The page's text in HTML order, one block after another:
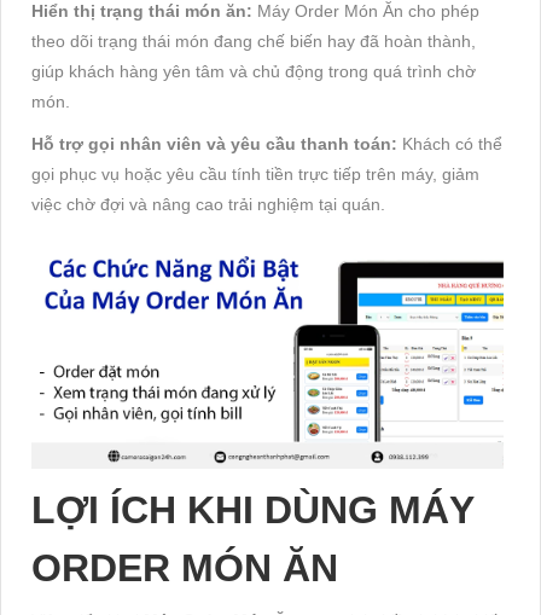
Hiển thị trạng thái món ăn: Máy Order Món Ăn cho phép
theo dõi trạng thái món đang chế biến hay đã hoàn thành,
giúp khách hàng yên tâm và chủ động trong quá trình chờ
món.
Hỗ trợ gọi nhân viên và yêu cầu thanh toán: Khách có thể
gọi phục vụ hoặc yêu cầu tính tiền trực tiếp trên máy, giảm
việc chờ đợi và nâng cao trải nghiệm tại quán.
LỢI ÍCH KHI DÙNG MÁY
ORDER MÓN ĂN